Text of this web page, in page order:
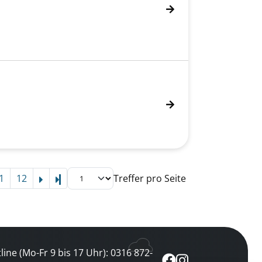
12 Letzte SeiteTreffer pro Seite
(Mo-Fr 9 bis 17 Uhr): 0316 872-